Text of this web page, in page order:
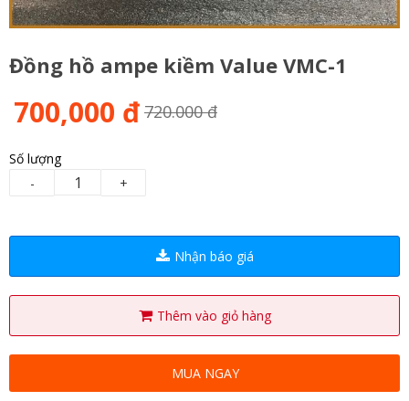
Đồng hồ ampe kiềm Value VMC-1
700,000 đ 720.000 đ
Số lượng
-
+
Nhận báo giá
Thêm vào giỏ hàng
MUA NGAY